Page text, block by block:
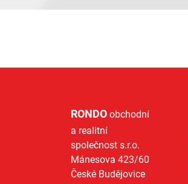
RONDO obchodní
a realitní
společnost s.r.o.
Mánesova 423/60
České Budějovice